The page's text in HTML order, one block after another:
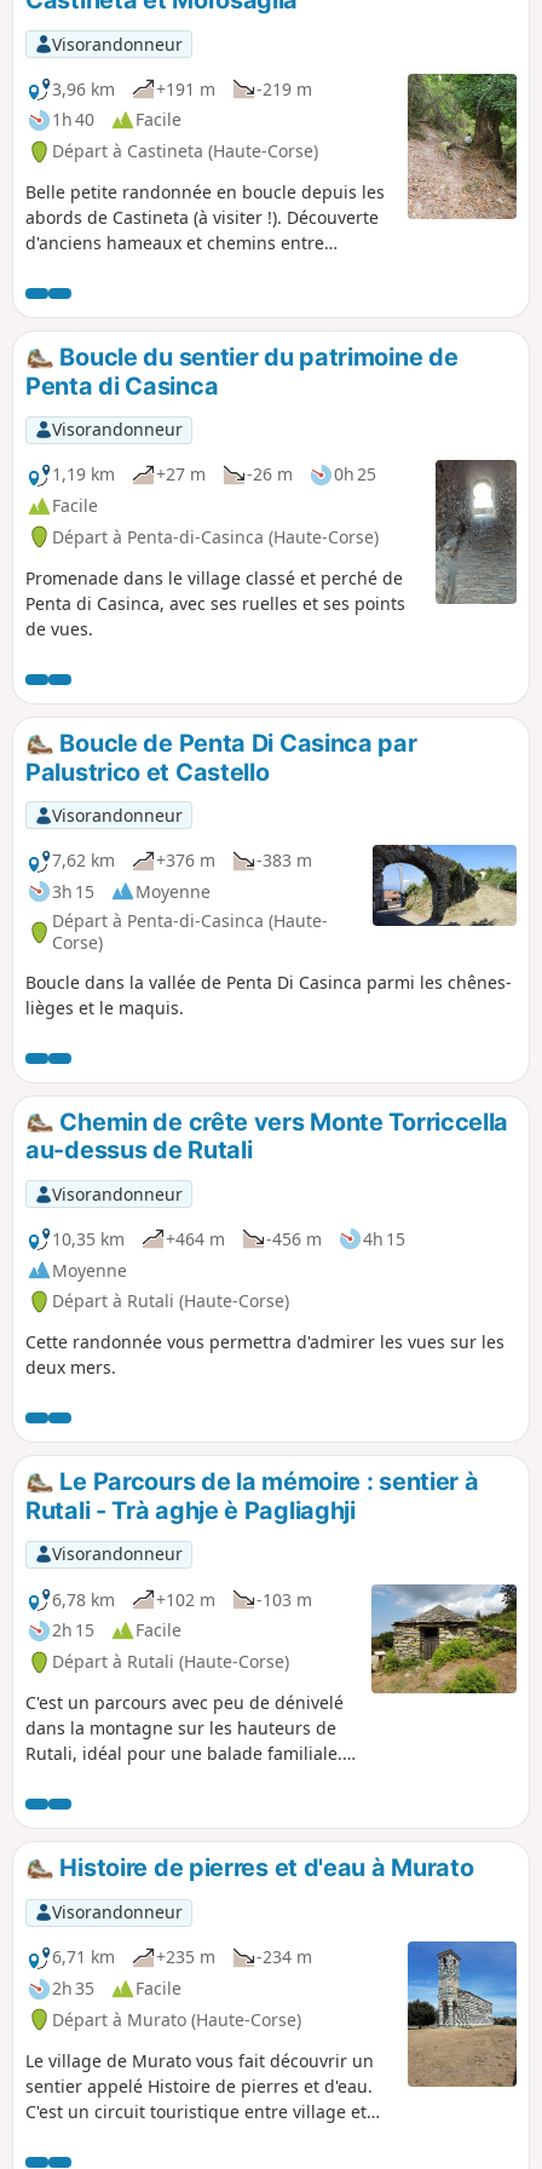
Antoine Battesti, Noël Agostini et tant
d'autres. Source : France 3 Corse ViaStella
Visorandonneur
3,96 km
+191 m
-219 m
1h 40
Facile
Départ à Castineta (Haute-Corse)
Belle petite randonnée en boucle depuis les
abords de Castineta (à visiter !). Découverte
d'anciens hameaux et chemins entre
très utilisés à l'époque où la route de
Castineta n'existait pas.
Boucle du sentier du patrimoine de
Penta di Casinca
Visorandonneur
1,19 km
+27 m -26 m
0h 25
Facile
Départ à Penta-di-Casinca (Haute-Corse)
Promenade dans le village classé et perché de
Penta di Casinca, avec ses ruelles et ses points
de vues.
Boucle de Penta Di Casinca par
Palustrico et Castello
Visorandonneur
7,62 km
+376 m
-383 m
3h 15
Moyenne
Départ à Penta-di-Casinca (Haute-
Corse)
Boucle dans la vallée de Penta Di Casinca parmi les chênes-
lièges et le maquis.
Chemin de crête vers Monte Torriccella
au-dessus de Rutali
Visorandonneur
10,35 km
+464 m -456 m
4h 15
Moyenne
Départ à Rutali (Haute-Corse)
Cette randonnée vous permettra d'admirer les vues sur les
deux mers.
Le Parcours de la mémoire : sentier à
Rutali - Trà aghje è Pagliaghji
Visorandonneur
6,78 km
+102 m
-103 m
2h 15
Facile
Départ à Rutali (Haute-Corse)
C'est un parcours avec peu de dénivelé
dans la montagne sur les hauteurs de
Rutali, idéal pour une balade familiale.
chênes et quelques châtaigniers. On est
vite isolé dans une nature sauvage à
600 m d'altitude avec des points de vue
sur la mer à l'Est et à l'Ouest. Nous
sommes face à la base du Cap Corse.
Histoire de pierres et d'eau à Murato
Visorandonneur
6,71 km
+235 m
-234 m
2h 35
Facile
Départ à Murato (Haute-Corse)
Le village de Murato vous fait découvrir un
sentier appelé Histoire de pierres et d'eau.
C'est un circuit touristique entre village et
(partie supérieur du village) et Murato